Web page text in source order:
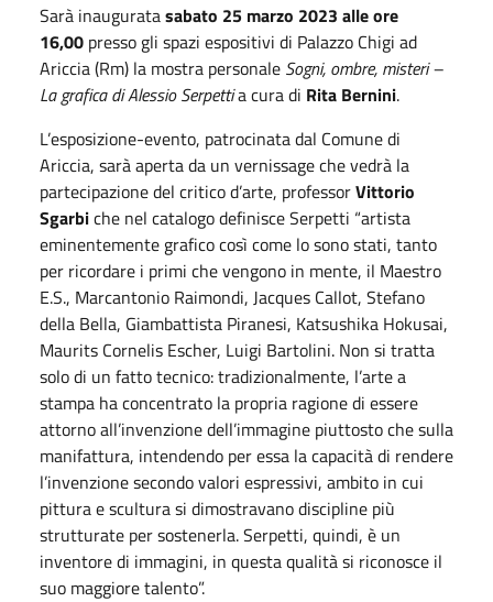
Sarà inauguratasabato 25 marzo 2023 alle ore
16,00 presso gli spazi espositivi di Palazzo Chigi ad
Ariccia (Rm) la mostra personale Sogni, ombre, misteri –
La grafica di Alessio Serpettia cura di Rita Bernini.
L’esposizione-evento, patrocinata dal Comune di
Ariccia, sarà aperta da un vernissage che vedrà la
partecipazione del critico d’arte, professorVittorio
Sgarbiche nel catalogo definisce Serpetti “artista
eminentemente grafico così come lo sono stati, tanto
per ricordare i primi che vengono in mente, il Maestro
E.S., Marcantonio Raimondi, Jacques Callot, Stefano
della Bella, Giambattista Piranesi, Katsushika Hokusai,
Maurits Cornelis Escher, Luigi Bartolini. Non si tratta
solo di un fatto tecnico: tradizionalmente, l’arte a
stampa ha concentrato la propria ragione di essere
attorno all’invenzione dell’immagine piuttosto che sulla
manifattura, intendendo per essa la capacità di rendere
l’invenzione secondo valori espressivi, ambito in cui
pittura e scultura si dimostravano discipline più
strutturate per sostenerla. Serpetti, quindi, è un
inventore di immagini, in questa qualità si riconosce il
suo maggiore talento”.